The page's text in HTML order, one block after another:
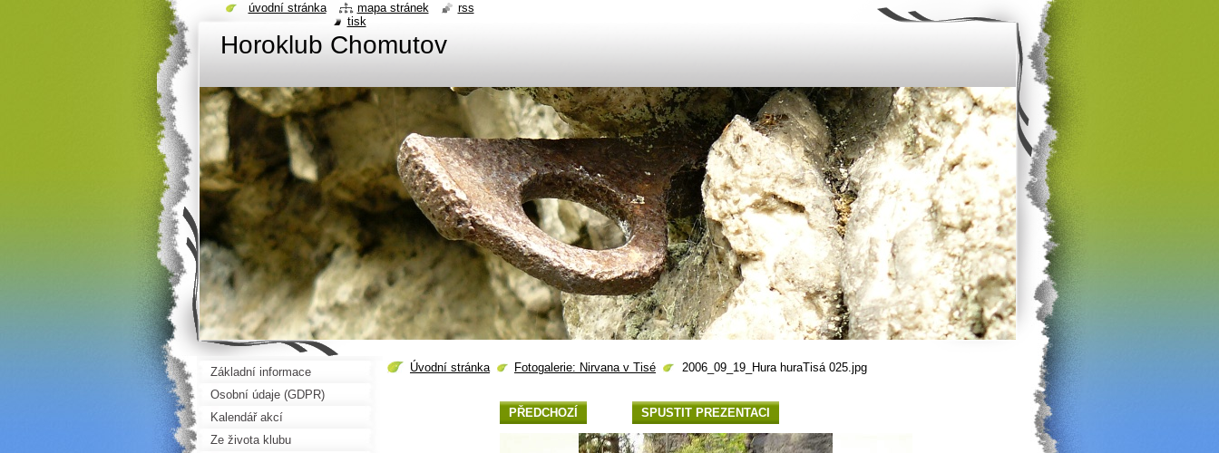
Horoklub Chomutov
Úvodní stránka Fotogalerie: Nirvana v Tisé 2006_09_19_Hura huraTisá 025.jpg
PŘEDCHOZÍ SPUSTIT PREZENTACI
Základní informace
Osobní údaje (GDPR)
Kalendář akcí
Ze života klubu
úvodní stránka mapa stránek
rss
tisk